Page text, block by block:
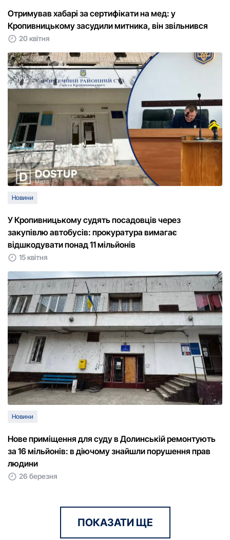
Отримував хабарі за сертифікати на мед: у
Кропивницькому засудили митника, він звільнився
20 квітня
Новини
У Кропивницькому судять посадовців через
закупівлю автобусів: прокуратура вимагає
відшкодувати понад 11 мільйонів
15 квітня
Новини
Нове приміщення для суду в Долинській ремонтують
за 16 мільйонів: в діючому знайшли порушення прав
людини
26 березня
ПОКАЗАТИ ЩЕ